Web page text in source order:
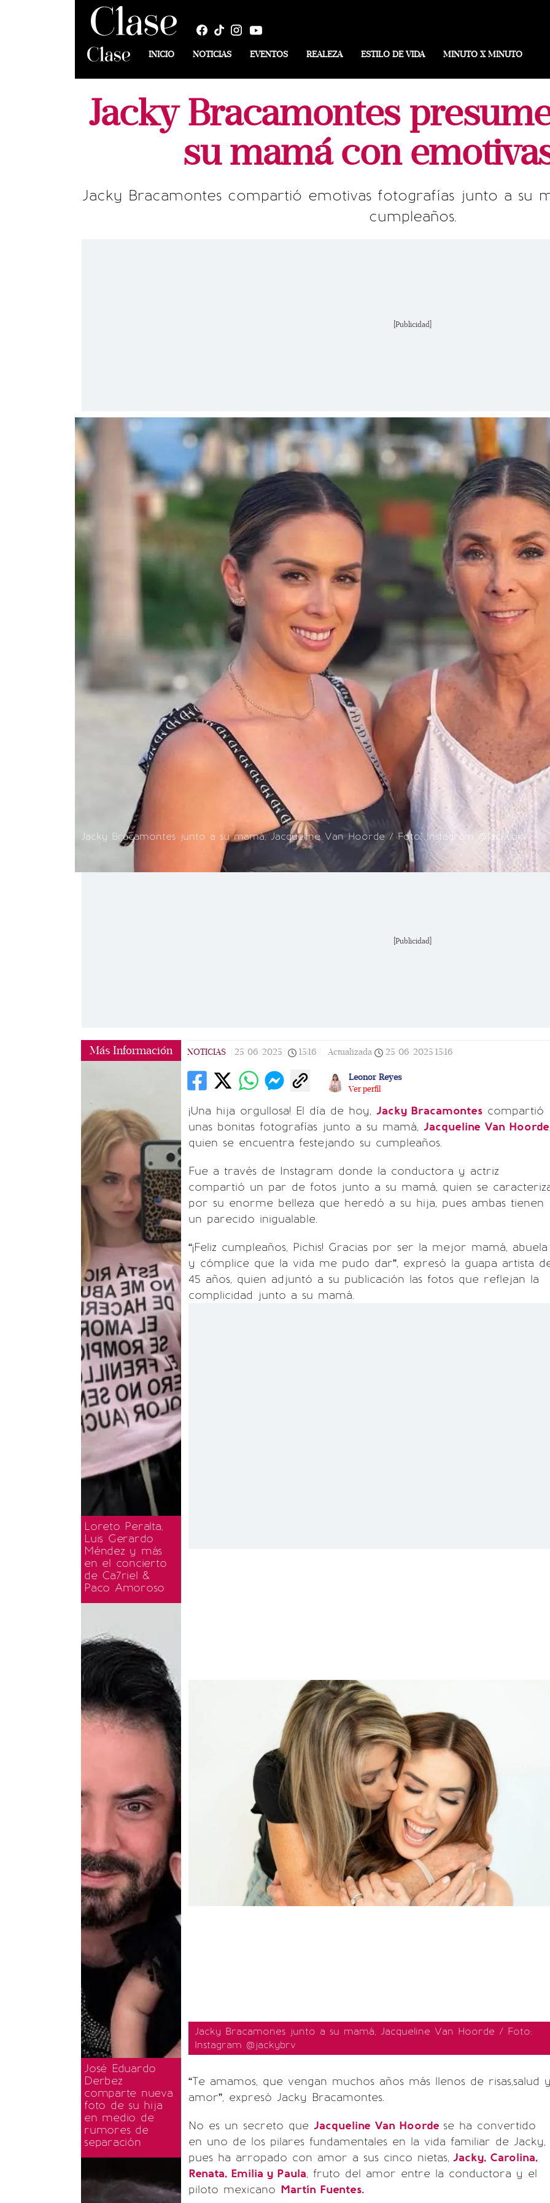
INICIO NOTICIAS EVENTOS REALEZA ESTILO DE VIDA MINUTO X MINUTO
Jacky Bracamontes
su mamá con
Jacky Bracamontes compartió emotivas fotografías junto a su
cumpleaños.
[Publicidad]
Jacky Bracamontes junto a su mamá, Jacqueline Van Hoorde / Foto: Instagram @jackybrv
[Publicidad]
Más Información
Loreto Peralta,
Luis Gerardo
Méndez y más
en el concierto
de Ca7riel &
Paco Amoroso
José Eduardo
Derbez
comparte nueva
foto de su hija
en medio de
rumores de
separación
NOTICIAS 25/06/2025 15:16 Actualizada 25/06/2025 15:16
Leonor Reyes
Ver perfil
¡Una hija orgullosa! El día de hoy, Jacky Bracamontes compartió
unas bonitas fotografías junto a su mamá, Jacqueline Van Hoorde
quien se encuentra festejando su cumpleaños.
Fue a través de Instagram donde la conductora y actriz
compartió un par de fotos junto a su mamá, quien se
por su enorme belleza que heredó a su hija, pues ambas tienen
un parecido inigualable.
“¡Feliz cumpleaños, Pichis! Gracias por ser la mejor mamá, abuela
y cómplice que la vida me pudo dar”, expresó la guapa artista
45 años, quien adjuntó a su publicación las fotos que reflejan la
complicidad junto a su mamá.
Jacky Bracamones junto a su mamá, Jacqueline Van Hoorde / Foto:
Instagram @jackybrv
“Te amamos, que vengan muchos años más llenos de risas,salud y
amor”, expresó Jacky Bracamontes.
No es un secreto que Jacqueline Van Hoorde se ha convertido
en uno de los pilares fundamentales en la vida familiar de Jacky,
pues ha arropado con amor a sus cinco nietas, Jacky, Carolina,
Renata, Emilia y Paula, fruto del amor entre la conductora y el
piloto mexicano Martín Fuentes.